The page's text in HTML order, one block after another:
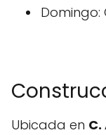
Ubicada en C.